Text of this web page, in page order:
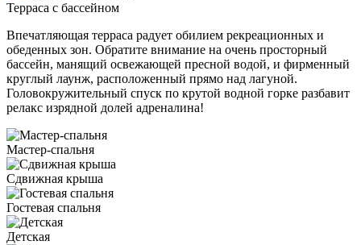
Терраса с бассейном
Впечатляющая терраса радует обилием рекреационных и
обеденных зон. Обратите внимание на очень просторный
бассейн, манящий освежающей пресной водой, и фирменный
круглый лаунж, расположенный прямо над лагуной.
Головокружительный спуск по крутой водной горке разбавит
релакс изрядной долей адреналина!
Мастер-спальня
Сдвижная крыша
Гостевая спальня
Детская